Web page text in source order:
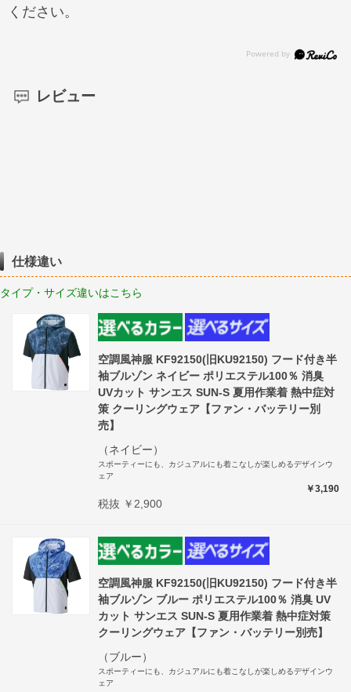
ください。
レビュー
仕様違い
タイプ・サイズ違いはこちら
空調風神服 KF92150(旧KU92150) フード付き半
袖ブルゾン ネイビー ポリエステル100％ 消臭
UVカット サンエス SUN-S 夏用作業着 熱中症対
策 クーリングウェア【ファン・バッテリー別
売】
（ネイビー）
スポーティーにも、カジュアルにも着こなしが楽しめるデザインウ
ェア
￥3,190
税抜 ￥2,900
空調風神服 KF92150(旧KU92150) フード付き半
袖ブルゾン ブルー ポリエステル100％ 消臭 UV
カット サンエス SUN-S 夏用作業着 熱中症対策
クーリングウェア【ファン・バッテリー別売】
（ブルー）
スポーティーにも、カジュアルにも着こなしが楽しめるデザインウ
ェア